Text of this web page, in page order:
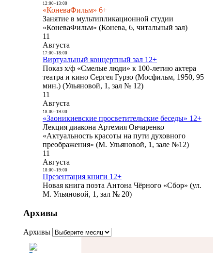
12:00- 13:00
«КоневаФильм» 6+
Занятие в мультипликационной студии
«КоневаФильм» (Конева, 6, читальный зал)
11
Августа
17:00- 18:00
Виртуальный концертный зал 12+
Показ х/ф «Смелые люди» к 100-летию актера
театра и кино Сергея Гурзо (Мосфильм, 1950, 95
мин.) (Ульяновой, 1, зал № 12)
11
Августа
18:00- 19:00
«Заоникиевские просветительские беседы» 12+
Лекция диакона Артемия Овчаренко
«Актуальность красоты на пути духовного
преображения» (М. Ульяновой, 1, зале №12)
11
Августа
18:00- 19:00
Презентация книги 12+
Новая книга поэта Антона Чёрного «Сбор» (ул.
М. Ульяновой, 1, зал № 20)
Архивы
Архивы